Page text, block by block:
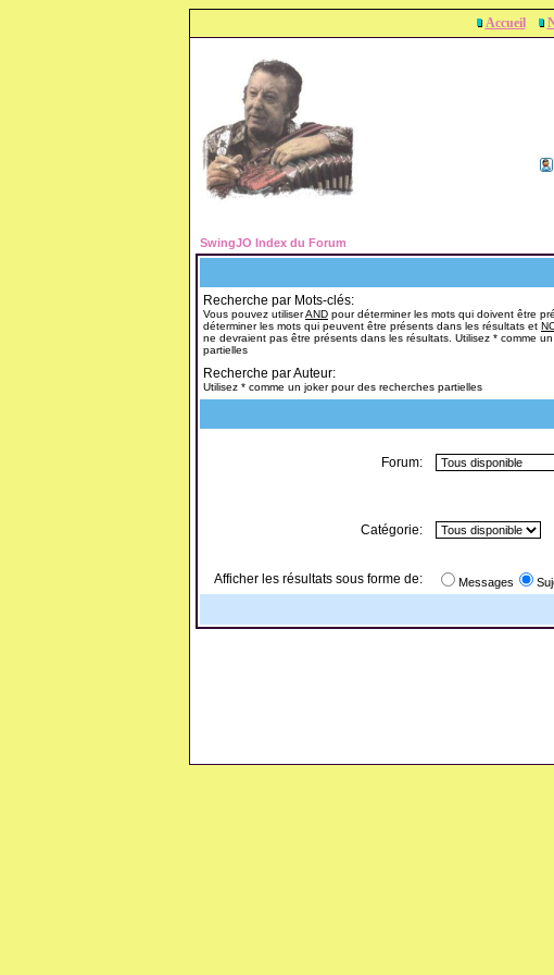
Accueil
SwingJO Index du Forum
Recherche par Mots-clés:
Vous pouvez utiliserAND pour déterminer les mots qui doivent être
déterminer les mots qui peuvent être présents dans les résultats et
ne devraient pas être présents dans les résultats. Utilisez * comme
partielles
Recherche par Auteur:
Utilisez * comme un joker pour des recherches partielles
Forum:
Catégorie:
Afficher les résultats sous forme de: Messages